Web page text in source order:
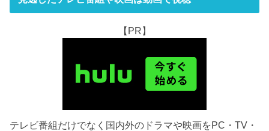
【PR】
テレビ番組だけでなく国内外のドラマや映画をPC・TV・